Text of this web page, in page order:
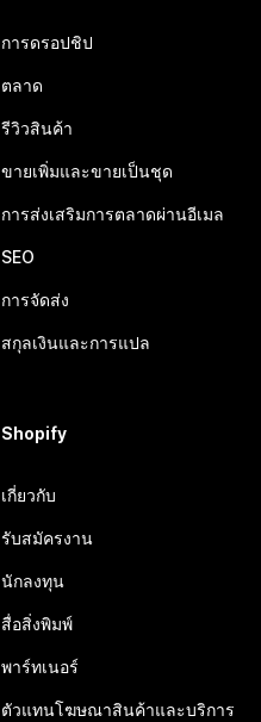
การดรอปชิป
ตลาด
รีวิวสินค้า
ขายเพิ่มและขายเป็นชุด
การส่งเสริมการตลาดผ่านอีเมล
SEO
การจัดส่ง
สกุลเงินและการแปล
Shopify
เกี่ยวกับ
รับสมัครงาน
นักลงทุน
สื่อสิ่งพิมพ์
พาร์ทเนอร์
ตัวแทนโฆษณาสินค้าและบริการ